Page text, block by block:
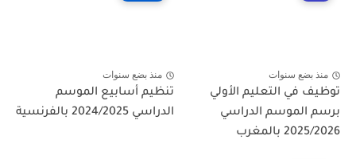
منذ بضع سنوات
توظيف في التعليم الأولي
برسم الموسم الدراسي
2025/2026 بالمغرب
منذ بضع سنوات
تنظيم أسابيع الموسم
الدراسي 2024/2025 بالفرنسية